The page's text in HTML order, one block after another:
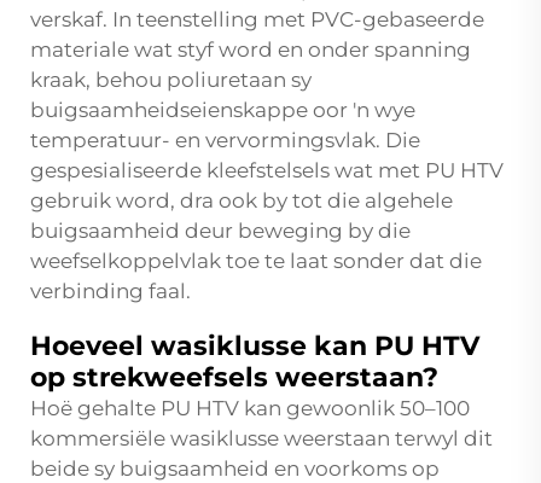
verskaf. In teenstelling met PVC-gebaseerde
materiale wat styf word en onder spanning
kraak, behou poliuretaan sy
buigsaamheidseienskappe oor 'n wye
temperatuur- en vervormingsvlak. Die
gespesialiseerde kleefstelsels wat met PU HTV
gebruik word, dra ook by tot die algehele
buigsaamheid deur beweging by die
weefselkoppelvlak toe te laat sonder dat die
verbinding faal.
Hoeveel wasiklusse kan PU HTV
op strekweefsels weerstaan?
Hoë gehalte PU HTV kan gewoonlik 50–100
kommersiële wasiklusse weerstaan terwyl dit
beide sy buigsaamheid en voorkoms op